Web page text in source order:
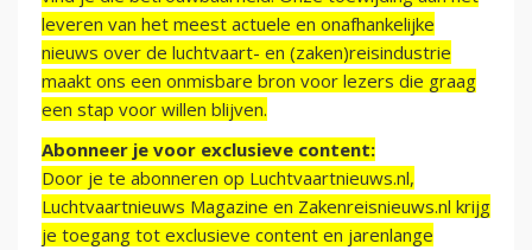
leveren van het meest actuele en onafhankelijke
nieuws over de luchtvaart- en (zaken)reisindustrie
maakt ons een onmisbare bron voor lezers die graag
een stap voor willen blijven.
Abonneer je voor exclusieve content:
Door je te abonneren op Luchtvaartnieuws.nl,
Luchtvaartnieuws Magazine en Zakenreisnieuws.nl krijg
je toegang tot exclusieve content en jarenlange